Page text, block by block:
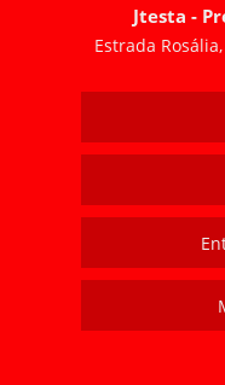
Jtesta -
Estrada